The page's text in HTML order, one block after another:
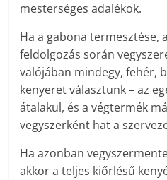
mesterséges adalékok.
Ha a gabona termesztése,
feldolgozás során
valójában mindegy, fehér,
kenyeret választunk – az
átalakul, és a végtermék
vegyszerként hat a
Ha azonban
akkor a teljes kiőrlésű